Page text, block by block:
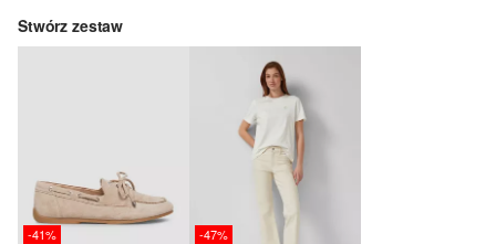
Stwórz zestaw
-41% -47%